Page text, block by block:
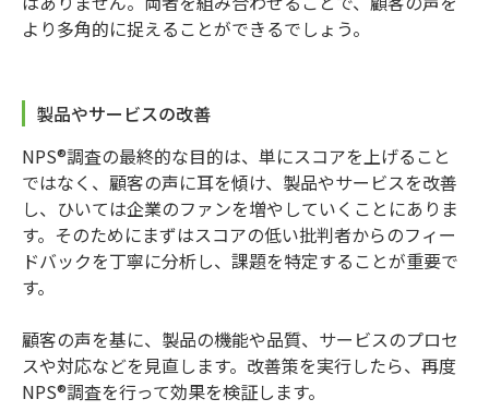
より多角的に捉えることができるでしょう。
製品やサービスの改善
NPS®調査の最終的な目的は、単にスコアを上げること
ではなく、顧客の声に耳を傾け、製品やサービスを改善
し、ひいては企業のファンを増やしていくことにありま
す。そのためにまずはスコアの低い批判者からのフィー
ドバックを丁寧に分析し、課題を特定することが重要で
す。
顧客の声を基に、製品の機能や品質、サービスのプロセ
スや対応などを見直します。改善策を実行したら、再度
NPS®調査を行って効果を検証します。